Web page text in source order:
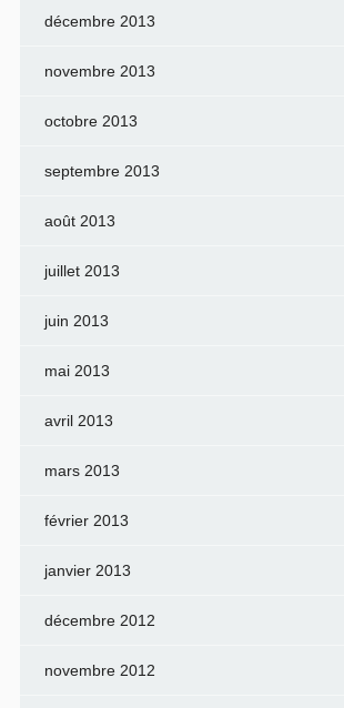
décembre 2013
novembre 2013
octobre 2013
septembre 2013
août 2013
juillet 2013
juin 2013
mai 2013
avril 2013
mars 2013
février 2013
janvier 2013
décembre 2012
novembre 2012